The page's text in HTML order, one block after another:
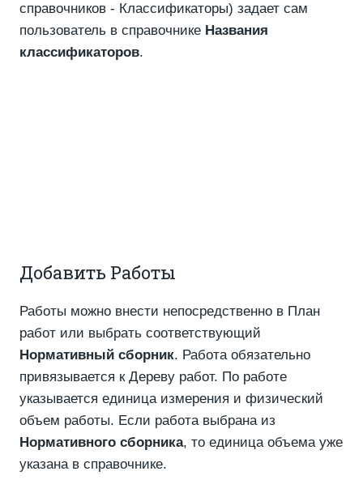
справочников - Классификаторы) задает сам
пользователь в справочнике Названия
классификаторов.
Добавить Работы
Работы можно внести непосредственно в План
работ или выбрать соответствующий
Нормативный сборник. Работа обязательно
привязывается к Дереву работ. По работе
указывается единица измерения и физический
объем работы. Если работа выбрана из
Нормативного сборника, то единица объема уже
указана в справочнике.